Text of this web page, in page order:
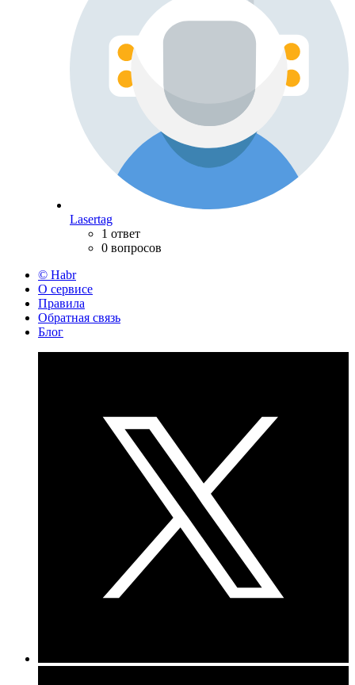
Lasertag
1 ответ
0 вопросов
© Habr
О сервисе
Правила
Обратная связь
Блог